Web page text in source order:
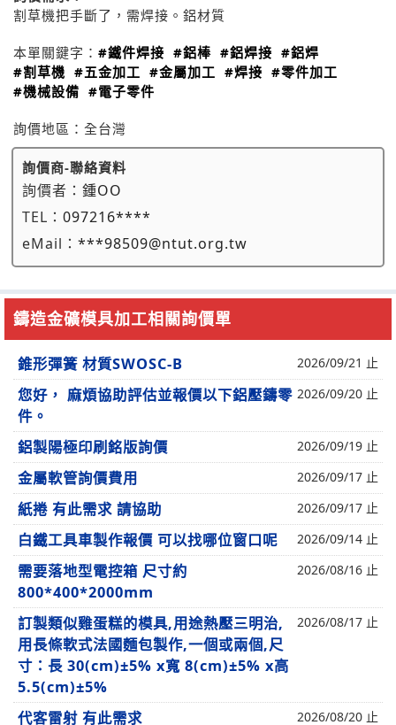
割草機把手斷了，需焊接。鋁材質
本單關鍵字： #鐵件焊接 #鋁棒 #鋁焊接 #鋁焊
#割草機 #五金加工 #金屬加工 #焊接 #零件加工
#機械設備 #電子零件
詢價地區： 全台灣
詢價商-聯絡資料
詢價者： 鍾OO
TEL： 097216****
eMail： ***98509@ntut.org.tw
鑄造金礦模具加工相關詢價單
錐形彈簧 材質SWOSC-B 2026/09/21 止
您好， 麻煩協助評估並報價以下鋁壓鑄零
件。
2026/09/20 止
鋁製陽極印刷銘版詢價 2026/09/19 止
金屬軟管詢價費用 2026/09/17 止
紙捲 有此需求 請協助 2026/09/17 止
白鐵工具車製作報價 可以找哪位窗口呢 2026/09/14 止
需要落地型電控箱 尺寸約
800*400*2000mm
2026/08/16 止
訂製類似雞蛋糕的模具,用途熱壓三明治,
用長條軟式法國麵包製作,一個或兩個,尺
寸：長 30(cm)±5% x寬 8(cm)±5% x高
5.5(cm)±5%
2026/08/17 止
代客雷射 有此需求 2026/08/20 止